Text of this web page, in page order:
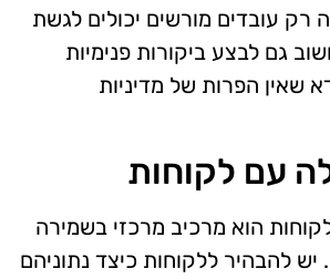
רק עובדים מורשים יכולים לגשת
גם לבצע ביקורות פנימיות
שאין הפרות של מדיניות
עם לקוחות
הוא מרכיב מרכזי בשמירה
יש להבהיר ללקוחות כיצד נתוניהם